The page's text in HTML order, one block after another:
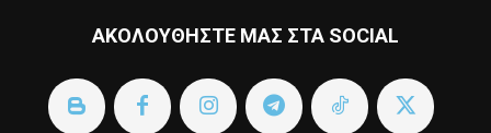
ΑΚΟΛΟΥΘΗΣΤΕ ΜΑΣ ΣΤΑ SOCIAL